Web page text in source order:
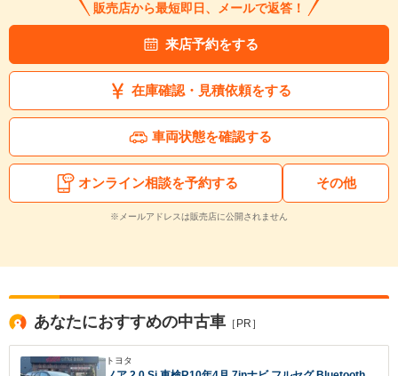
販売店から最短即日、メールで返答！
来店予約をする
在庫確認・見積依頼をする
車両状態を確認する
オンライン相談を予約する その他
※メールアドレスは販売店に公開されません
あなたにおすすめの中古車 ［PR］
トヨタ